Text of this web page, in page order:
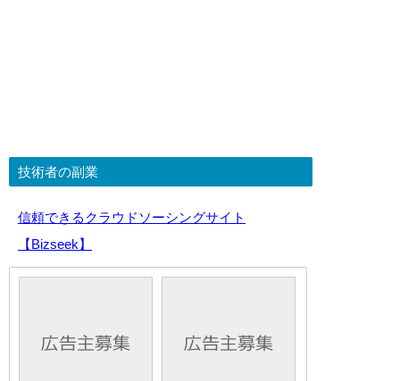
技術者の副業
信頼できるクラウドソーシングサイト
【Bizseek】